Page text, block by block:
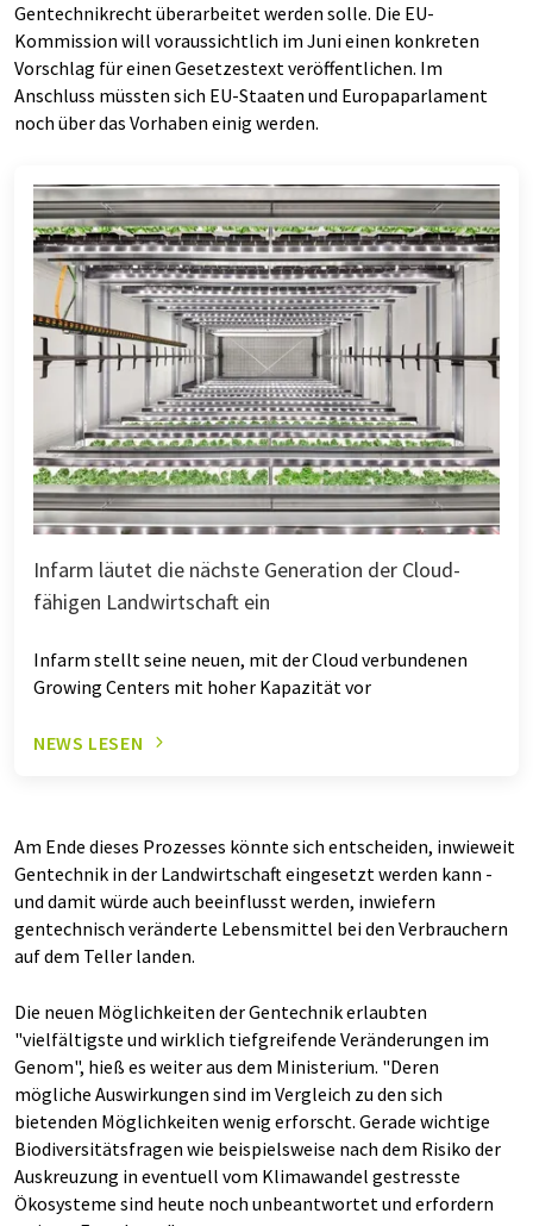
Gentechnikrecht überarbeitet werden solle. Die EU-
Kommission will voraussichtlich im Juni einen konkreten
Vorschlag für einen Gesetzestext veröffentlichen. Im
Anschluss müssten sich EU-Staaten und Europaparlament
noch über das Vorhaben einig werden.
Infarm läutet die nächste Generation der Cloud-
fähigen Landwirtschaft ein
Infarm stellt seine neuen, mit der Cloud verbundenen
Growing Centers mit hoher Kapazität vor
NEWS LESEN
Am Ende dieses Prozesses könnte sich entscheiden, inwieweit
Gentechnik in der Landwirtschaft eingesetzt werden kann -
und damit würde auch beeinflusst werden, inwiefern
gentechnisch veränderte Lebensmittel bei den Verbrauchern
auf dem Teller landen.
Die neuen Möglichkeiten der Gentechnik erlaubten
"vielfältigste und wirklich tiefgreifende Veränderungen im
Genom", hieß es weiter aus dem Ministerium. "Deren
mögliche Auswirkungen sind im Vergleich zu den sich
bietenden Möglichkeiten wenig erforscht. Gerade wichtige
Biodiversitätsfragen wie beispielsweise nach dem Risiko der
Auskreuzung in eventuell vom Klimawandel gestresste
Ökosysteme sind heute noch unbeantwortet und erfordern